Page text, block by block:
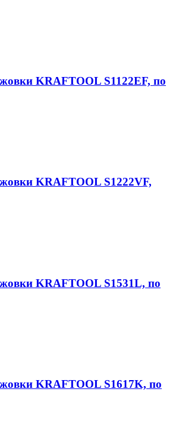
KRAFTOOL S1122ЕF, по
KRAFTOOL S1222VF,
KRAFTOOL S1531L, по
KRAFTOOL S1617K, по